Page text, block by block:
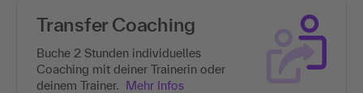
Transfer Coaching
Buche 2 Stunden individuelles
Coaching mit deiner Trainerin oder
deinem Trainer. Mehr Infos